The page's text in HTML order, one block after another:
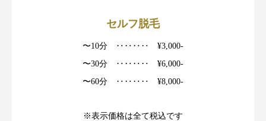
セルフ脱毛
〜10分 ‥‥‥‥ ¥3,000-
〜30分 ‥‥‥‥ ¥6,000-
〜60分 ‥‥‥‥ ¥8,000-
※表示価格は全て税込です